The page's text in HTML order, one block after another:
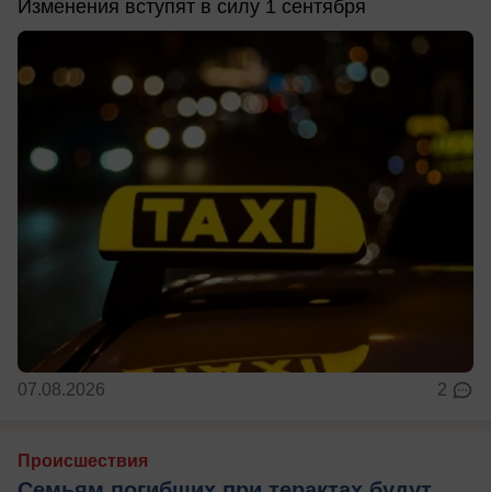
Изменения вступят в силу 1 сентября
07.08.2026 2
Происшествия